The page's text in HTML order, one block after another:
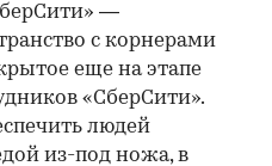
—
с корнерами
еще на этапе
«СберСити».
людей
из-под ножа, в